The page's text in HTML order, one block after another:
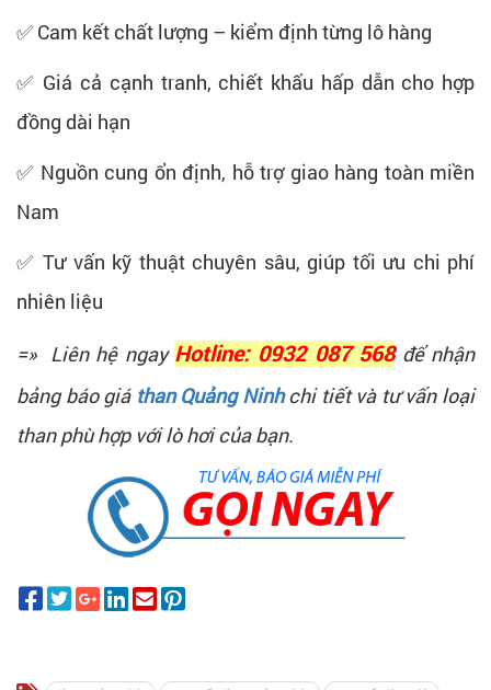
✅ Cam kết chất lượng – kiểm định từng lô hàng
✅ Giá cả cạnh tranh, chiết khấu hấp dẫn cho hợp
đồng dài hạn
✅ Nguồn cung ổn định, hỗ trợ giao hàng toàn miền
Nam
✅ Tư vấn kỹ thuật chuyên sâu, giúp tối ưu chi phí
nhiên liệu
=» Liên hệ ngay Hotline: 0932 087 568để nhận
bảng báo giá than Quảng Ninhchi tiết và tư vấn loại
than phù hợp với lò hơi của bạn.